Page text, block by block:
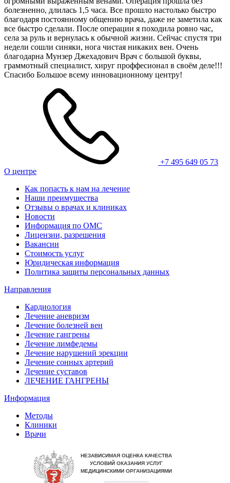
болезненно, длилась 1,5 часа. Все прошло настолько быстро
благодаря постоянному общению врача, даже не заметила как
все быстро сделали. После операции я походила ровно час,
села за руль и вернулась к обычной жизни. Сейчас спустя три
недели сошли синяки, нога чистая никаких вен. Очень
благодарна Мунзер Джехадович Врач с большой буквы,
граммотный специалист, хируг проффесионал в своём деле!!!
Спасибо Большое всему инновационному центру!
+7 495 649 05 73
О центре
Как попасть к нам на лечение
Наши преимущества
Отзывы о врачах и клиниках
Новости
Информация по ОМС
Лицензии, разрешения
Вакансии
Стоимость услуг
Юридическая информация
Политика защиты персональных данных
Направления
Кардиология
Лечение аневризм
Лечение болезней вен
Лечение гангрены
Лечение лимфедемы
Лечение нарушений эрекции
Лечение сонных артерий
Лечение суставов
ЛЕЧЕНИЕ ГАНГРЕНЫ
Информация
Методы
Клиники
Врачи